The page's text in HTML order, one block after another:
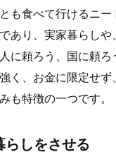
も食べて行けるニ
あり、実家暮らし
に頼ろう、国に頼
く、お金に限定せ
も特徴の一つです。
しをさせる